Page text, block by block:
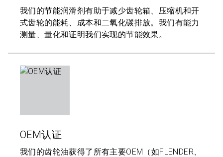
我们的节能润滑剂有助于减少齿轮箱、压缩机和开
式齿轮的能耗、成本和二氧化碳排放。我们有能力
测量、量化和证明我们实现的节能效果。
OEM认证
我们的齿轮油获得了所有主要OEM（如FLENDER、